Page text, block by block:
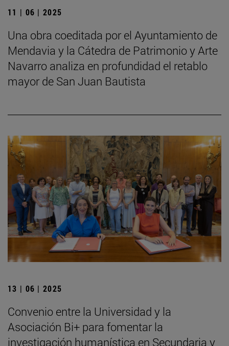
11 | 06 | 2025
Una obra coeditada por el Ayuntamiento de
Mendavia y la Cátedra de Patrimonio y Arte
Navarro analiza en profundidad el retablo
mayor de San Juan Bautista
13 | 06 | 2025
Convenio entre la Universidad y la
Asociación Bi+ para fomentar la
investigación humanística en Secundaria y